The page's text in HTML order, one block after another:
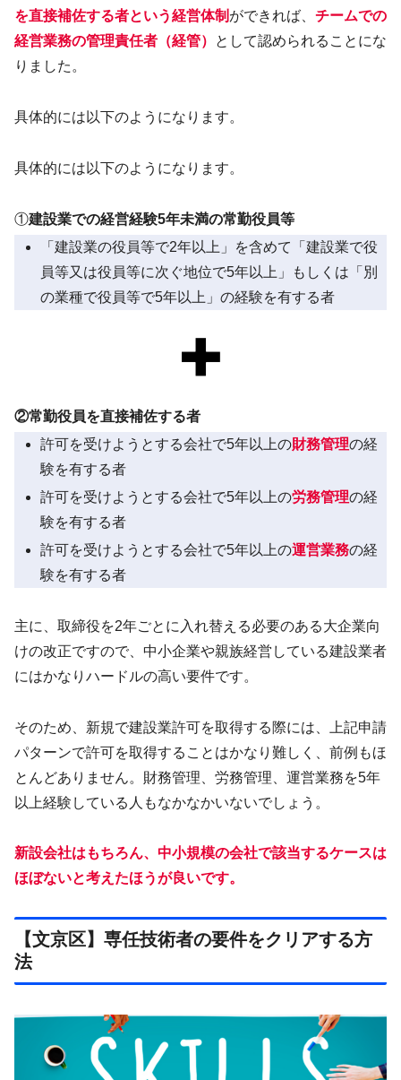
を直接補佐する者という経営体制 ができれば、 チームでの
経営業務の管理責任者（経管）
として認められることにな
りました。
具体的には以下のようになります。
具体的には以下のようになります。
①建設業での経営経験5年未満の常勤役員等
「建設業の役員等で2年以上」を含めて「建設業で役
員等又は役員等に次ぐ地位で5年以上」もしくは「別
の業種で役員等で5年以上」の経験を有する者
②常勤役員を直接補佐する者
許可を受けようとする会社で5年以上の財務管理の経
験を有する者
許可を受けようとする会社で5年以上の労務管理の経
験を有する者
許可を受けようとする会社で5年以上の運営業務の経
験を有する者
主に、取締役を2年ごとに入れ替える必要のある大企業向
けの改正ですので、中小企業や親族経営している建設業者
にはかなりハードルの高い要件です。
そのため、新規で建設業許可を取得する際には、上記申請
パターンで許可を取得することはかなり難しく、前例もほ
とんどありません。財務管理、労務管理、運営業務を5年
以上経験している人もなかなかいないでしょう。
新設会社はもちろん、中小規模の会社で該当するケースは
ほぼないと考えたほうが良いです。
【文京区】専任技術者の要件をクリアする方
法